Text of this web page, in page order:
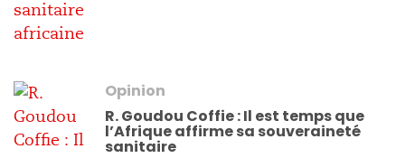
Opinion
R. Goudou Coffie : Il est temps que
l’Afrique affirme sa souveraineté
sanitaire